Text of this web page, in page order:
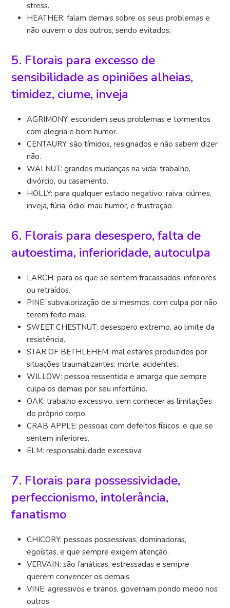
stress.
HEATHER: falam demais sobre os seus problemas e
não ouvem o dos outros, sendo evitados.
5. Florais para excesso de
sensibilidade as opiniões alheias,
timidez, ciume, inveja
AGRIMONY: escondem seus problemas e tormentos
com alegria e bom humor.
CENTAURY: são tímidos, resignados e não sabem dizer
não.
WALNUT: grandes mudanças na vida: trabalho,
divórcio, ou casamento.
HOLLY: para qualquer estado negativo: raiva, ciúmes,
inveja, fúria, ódio, mau humor, e frustração.
6. Florais para desespero, falta de
autoestima, inferioridade, autoculpa
LARCH: para os que se sentem fracassados, inferiores
ou retraídos.
PINE: subvalorização de si mesmos, com culpa por não
terem feito mais.
SWEET CHESTNUT: desespero extremo, ao limite da
resistência.
STAR OF BETHLEHEM: mal estares produzidos por
situações traumatizantes: morte, acidentes.
WILLOW: pessoa ressentida e amarga que sempre
culpa os demais por seu infortúnio.
OAK: trabalho excessivo, sem conhecer as limitações
do próprio corpo.
CRAB APPLE: pessoas com defeitos físicos, e que se
sentem inferiores.
ELM: responsabilidade excessiva
7. Florais para possessividade,
perfeccionismo, intolerância,
fanatismo
CHICORY: pessoas possessivas, dominadoras,
egoístas, e que sempre exigem atenção.
VERVAIN: são fanáticas, estressadas e sempre
querem convencer os demais.
VINE: agressivos e tiranos, governam pondo medo nos
outros.